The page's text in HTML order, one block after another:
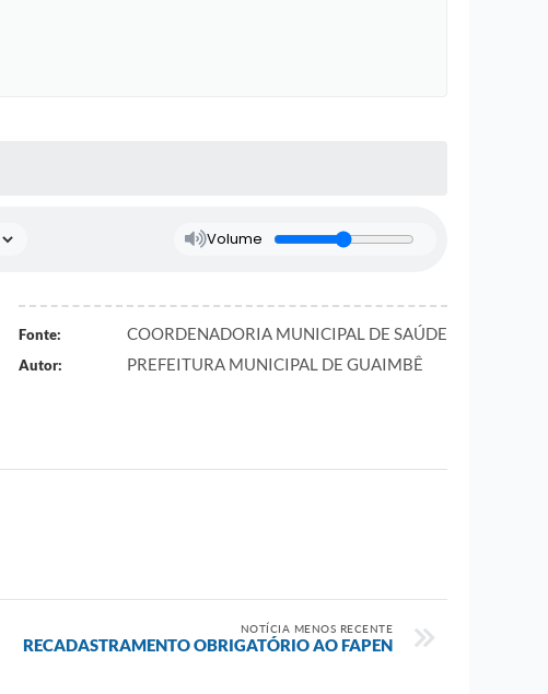
Volume
Fonte: COORDENADORIA MUNICIPAL DE SAÚDE
Autor: PREFEITURA MUNICIPAL DE GUAIMBÊ
NOTÍCIA MENOS RECENTE
RECADASTRAMENTO OBRIGATÓRIO AO FAPEN